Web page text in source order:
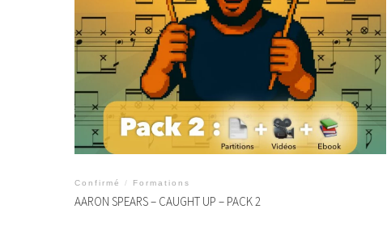
Confirmé / Formations
AARON SPEARS – CAUGHT UP – PACK 2